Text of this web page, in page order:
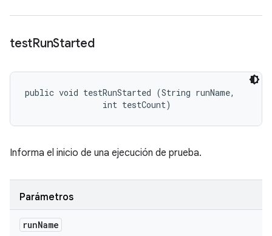
testRunStarted
public void testRunStarted (String runName,
                int testCount)
Informa el inicio de una ejecución de prueba.
Parámetros
runName